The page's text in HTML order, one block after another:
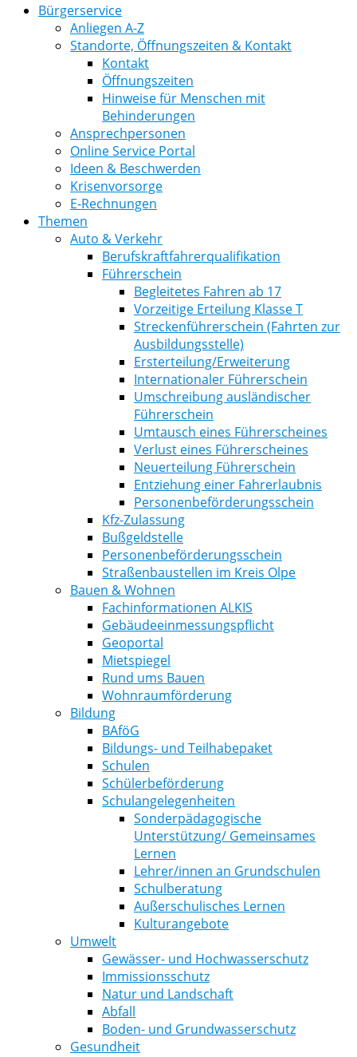
Bürgerservice
Anliegen A-Z
Standorte, Öffnungszeiten & Kontakt
Kontakt
Öffnungszeiten
Hinweise für Menschen mit
Behinderungen
Ansprechpersonen
Online Service Portal
Ideen & Beschwerden
Krisenvorsorge
E-Rechnungen
Themen
Auto & Verkehr
Berufskraftfahrerqualifikation
Führerschein
Begleitetes Fahren ab 17
Vorzeitige Erteilung Klasse T
Streckenführerschein (Fahrten zur
Ausbildungsstelle)
Ersterteilung/Erweiterung
Internationaler Führerschein
Umschreibung ausländischer
Führerschein
Umtausch eines Führerscheines
Verlust eines Führerscheines
Neuerteilung Führerschein
Entziehung einer Fahrerlaubnis
Personenbeförderungsschein
Kfz-Zulassung
Bußgeldstelle
Personenbeförderungsschein
Straßenbaustellen im Kreis Olpe
Bauen & Wohnen
Fachinformationen ALKIS
Gebäudeeinmessungspflicht
Geoportal
Mietspiegel
Rund ums Bauen
Wohnraumförderung
Bildung
BAföG
Bildungs- und Teilhabepaket
Schulen
Schülerbeförderung
Schulangelegenheiten
Sonderpädagogische
Unterstützung/ Gemeinsames
Lernen
Lehrer/innen an Grundschulen
Schulberatung
Außerschulisches Lernen
Kulturangebote
Umwelt
Gewässer- und Hochwasserschutz
Immissionsschutz
Natur und Landschaft
Abfall
Boden- und Grundwasserschutz
Gesundheit